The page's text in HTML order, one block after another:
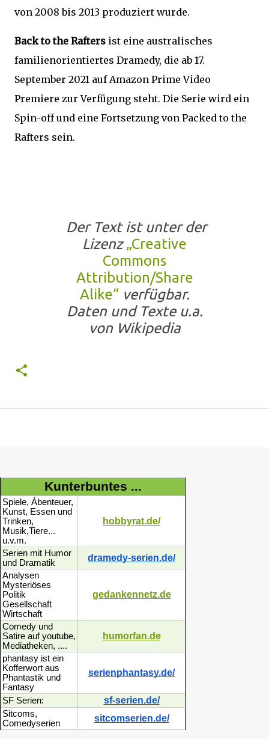
von 2008 bis 2013 produziert wurde.
Back to the Rafters ist eine australisches
familienorientiertes Dramedy, die ab 17.
September 2021 auf Amazon Prime Video
Premiere zur Verfügung steht. Die Serie wird ein
Spin-off und eine Fortsetzung von Packed to the
Rafters sein.
Der Text ist unter der
Lizenz„Creative
Commons
Attribution/Share
Alike“verfügbar.
Daten und Texte u.a.
von Wikipedia
Kunterbuntes ...
Spiele, Ábenteuer,
Kunst, Essen und
Trinken,
Musik,Tiere...
u.v.m.
hobbyrat.de/
Serien mit Humor
und Dramatik
dramedy-serien.de/
Analysen
Mysteriöses
Politik
Gesellschaft
Wirtschaft
gedankennetz.de
Comedy und
Satire auf youtube,
Mediatheken, ....
humorfan.de
phantasy ist ein
Kofferwort aus
Phantastik und
Fantasy
serienphantasy.de/
SF Serien: sf-serien.de/
Sitcoms,
Comedyserien
sitcomserien.de/